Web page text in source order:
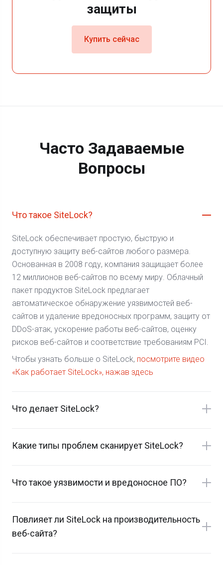
защиты
Купить сейчас
Часто Задаваемые
Вопросы
Что такое SiteLock?
SiteLock обеспечивает простую, быструю и
доступную защиту веб-сайтов любого размера.
Основанная в 2008 году, компания защищает более
12 миллионов веб-сайтов по всему миру. Облачный
пакет продуктов SiteLock предлагает
автоматическое обнаружение уязвимостей веб-
сайтов и удаление вредоносных программ, защиту от
DDoS-атак, ускорение работы веб-сайтов, оценку
рисков веб-сайтов и соответствие требованиям PCI.
Чтобы узнать больше о SiteLock, посмотрите видео
«Как работает SiteLock», нажав здесь
Что делает SiteLock?
Какие типы проблем сканирует SiteLock?
Что такое уязвимости и вредоносное ПО?
Повлияет ли SiteLock на производительность
веб-сайта?